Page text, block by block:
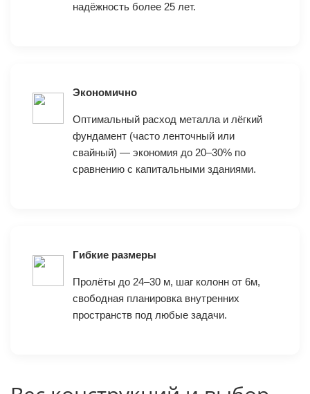
надёжность более 25 лет.
Экономично
Оптимальный расход металла и лёгкий
фундамент (часто ленточный или
свайный) — экономия до 20–30% по
сравнению с капитальными зданиями.
Гибкие размеры
Пролёты до 24–30 м, шаг колонн от 6м,
свободная планировка внутренних
пространств под любые задачи.